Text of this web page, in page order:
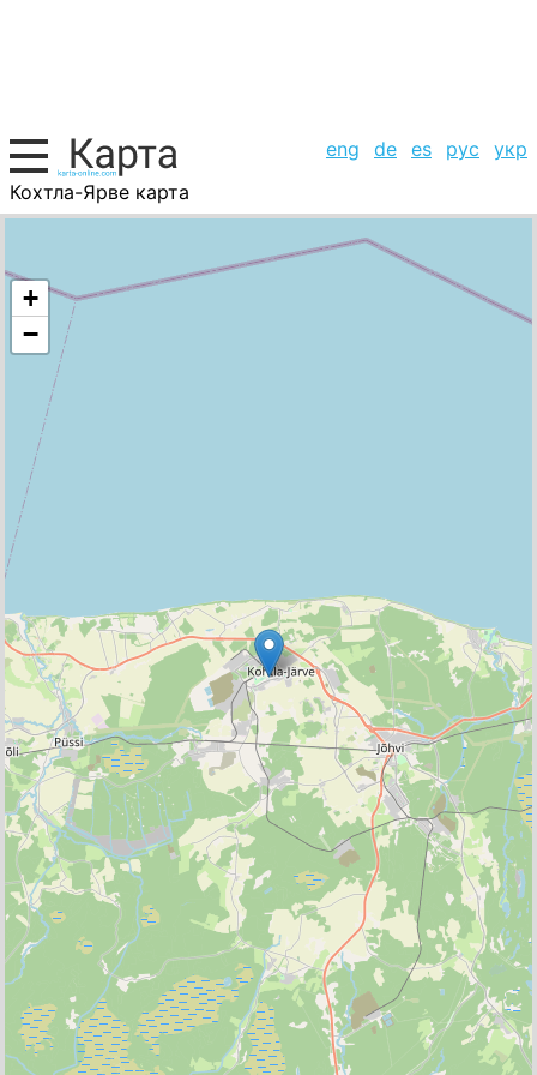
eng de es рус
укр
Кохтла-Ярве карта
Эстония, список городов
+
−